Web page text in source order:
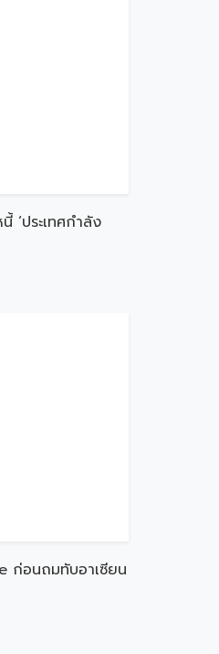
‘ประเทศกำลัง
ก่อนถมทับอาเซียน